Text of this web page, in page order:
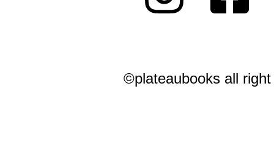
©plateaubooks all